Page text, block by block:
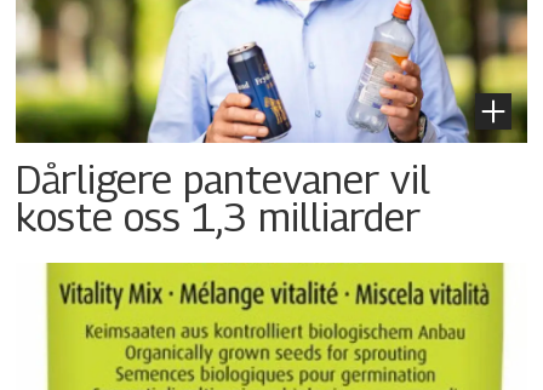
Dårligere pantevaner vil
koste oss 1,3 milliarder